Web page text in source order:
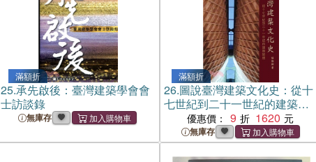
滿額折
25.承先啟後：臺灣建築學會會
士訪談錄
無庫存
滿額折
26.圖說臺灣建築文化史：從十
七世紀到二十一世紀的建築變
優惠價： 9 1620
無庫存